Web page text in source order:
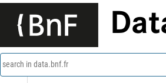
search in data.bnf.fr